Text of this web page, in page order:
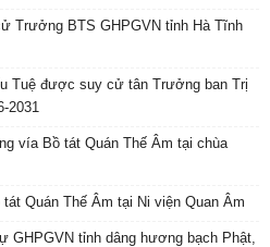
Trưởng BTS GHPGVN tỉnh Hà Tĩnh
Tuệ được suy cử tân Trưởng ban Trị
2031
vía Bồ tát Quán Thế Âm tại chùa
Quán Thế Âm tại Ni viện Quan Âm
GHPGVN tỉnh dâng hương bạch Phật,